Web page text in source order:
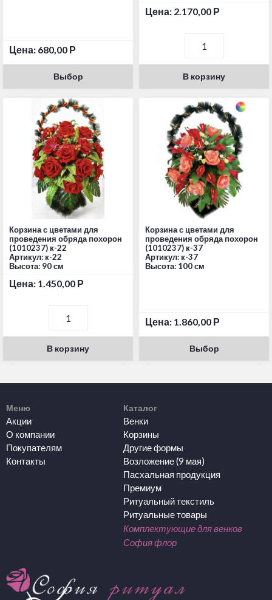
Цена: 680,00 Р
Выбор
Цена: 2.170,00 Р
В корзину
Корзина с цветами для
проведения обряда похорон
(1010237) к-22
Артикул: к-22
Высота: 90 см
Цена: 1.450,00 Р
В корзину
Корзина с цветами для
проведения обряда похорон
(1010237) к-37
Артикул: к-37
Высота: 100 см
Цена: 1.860,00 Р
Выбор
Меню
Акции
О компании
Покупателям
Контакты
Каталог
Венки
Корзины
Другие формы
Возложение (9 мая)
Пасхальная продукция
Премиум
Ритуальный текстиль
Ритуальные товары
Комплектующие для венков
София флор